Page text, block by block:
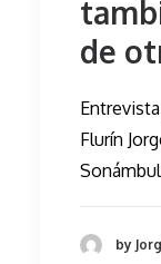
de
Flurín
by